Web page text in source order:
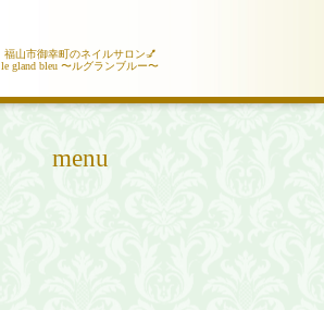
福山市御幸町のネイルサロン💅
le gland bleu 〜ルグランブルー〜
menu